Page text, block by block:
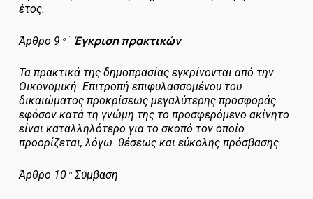
έτος.
Άρθρο 9 ο ΄ Έγκριση πρακτικών
Τα πρακτικά της δημοπρασίας εγκρίνονται από την
Οικονομική Επιτροπή επιφυλασσομένου του
δικαιώματος προκρίσεως μεγαλύτερης προσφοράς
εφόσον κατά τη γνώμη της το προσφερόμενο ακίνητο
είναι καταλληλότερο για το σκοπό τον οποίο
προορίζεται, λόγω θέσεως και εύκολης πρόσβασης.
Άρθρο 10 ο Σύμβαση